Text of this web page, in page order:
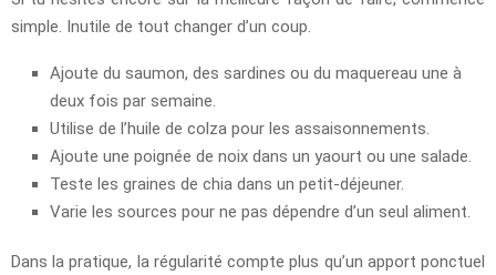
simple. Inutile de tout changer d’un coup.
Ajoute du saumon, des sardines ou du maquereau une à
deux fois par semaine.
Utilise de l’huile de colza pour les assaisonnements.
Ajoute une poignée de noix dans un yaourt ou une salade.
Teste les graines de chia dans un petit-déjeuner.
Varie les sources pour ne pas dépendre d’un seul aliment.
Dans la pratique, la régularité compte plus qu’un apport ponctuel